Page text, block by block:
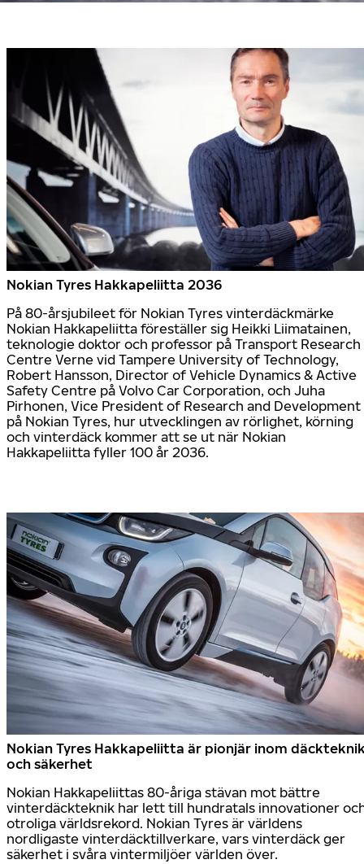
Nokian Tyres Hakkapeliitta 2036
På 80-årsjubileet för Nokian Tyres vinterdäckmärke
Nokian Hakkapeliitta föreställer sig Heikki Liimatainen,
teknologie doktor och professor på Transport Research
Centre Verne vid Tampere University of Technology,
Robert Hansson, Director of Vehicle Dynamics & Active
Safety Centre på Volvo Car Corporation, och Juha
Pirhonen, Vice President of Research and Development
på Nokian Tyres, hur utvecklingen av rörlighet, körning
och vinterdäck kommer att se ut när Nokian
Hakkapeliitta fyller 100 år 2036.
Nokian Tyres Hakkapeliitta är pionjär inom
och säkerhet
Nokian Hakkapeliittas 80-åriga stävan mot bättre
vinterdäckteknik har lett till hundratals innovationer
otroliga världsrekord. Nokian Tyres är världens
nordligaste vinterdäcktillverkare, vars vinterdäck ger
säkerhet i svåra vintermiljöer världen över.